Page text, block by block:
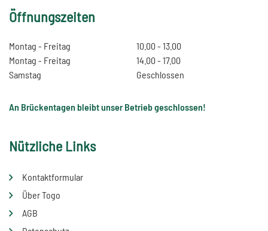
Öffnungszeiten
Montag - Freitag
10.00 - 13.00
Montag - Freitag
14.00 - 17.00
Samstag
Geschlossen
An Brückentagen bleibt unser Betrieb geschlossen!
Nützliche Links
Kontaktformular
Über Togo
AGB